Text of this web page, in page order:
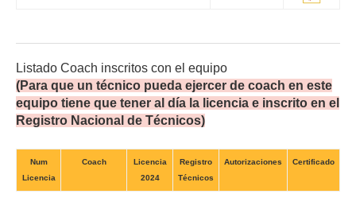
Listado Coach inscritos con el equipo
(Para que un técnico pueda ejercer de coach en este
equipo tiene que tener al día la licencia e inscrito en el
Registro Nacional de Técnicos)
Num
Licencia
Coach
Licencia
2024
Registro
Técnicos
Autorizaciones Certificado